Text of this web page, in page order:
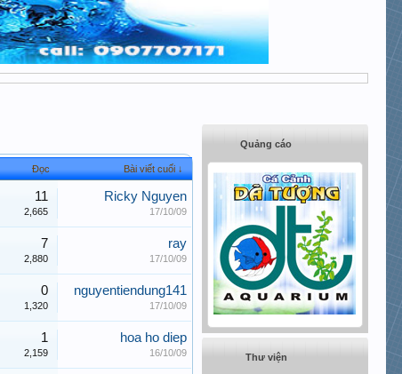
Đọc Bài viết cuối ↓
11
2,665
Ricky Nguyen
17/10/09
7
2,880
ray
17/10/09
0
1,320
nguyentiendung141
17/10/09
1
2,159
hoa ho diep
16/10/09
Quảng cáo
Thư viện